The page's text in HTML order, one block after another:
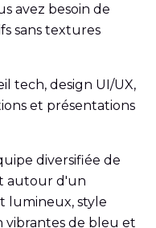
avez besoin de
sans textures
tech, design UI/UX,
et présentations
diversifiée de
autour d'un
lumineux, style
vibrantes de bleu et